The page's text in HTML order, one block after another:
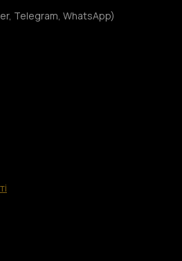
Telegram, WhatsApp)